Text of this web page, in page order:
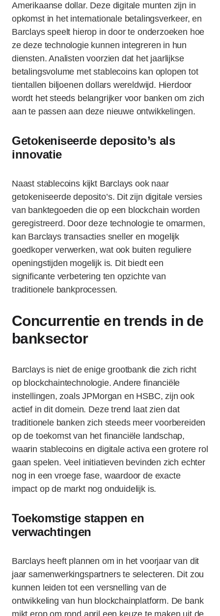
Amerikaanse dollar. Deze digitale munten zijn in
opkomst in het internationale betalingsverkeer, en
Barclays speelt hierop in door te onderzoeken hoe
ze deze technologie kunnen integreren in hun
diensten. Analisten voorzien dat het jaarlijkse
betalingsvolume met stablecoins kan oplopen tot
tientallen biljoenen dollars wereldwijd. Hierdoor
wordt het steeds belangrijker voor banken om zich
aan te passen aan deze nieuwe ontwikkelingen.
Getokeniseerde deposito’s als
innovatie
Naast stablecoins kijkt Barclays ook naar
getokeniseerde deposito’s. Dit zijn digitale versies
van banktegoeden die op een blockchain worden
geregistreerd. Door deze technologie te omarmen,
kan Barclays transacties sneller en mogelijk
goedkoper verwerken, wat ook buiten reguliere
openingstijden mogelijk is. Dit biedt een
significante verbetering ten opzichte van
traditionele bankprocessen.
Concurrentie en trends in de
banksector
Barclays is niet de enige grootbank die zich richt
op blockchaintechnologie. Andere financiële
instellingen, zoals JPMorgan en HSBC, zijn ook
actief in dit domein. Deze trend laat zien dat
traditionele banken zich steeds meer voorbereiden
op de toekomst van het financiële landschap,
waarin stablecoins en digitale activa een grotere rol
gaan spelen. Veel initiatieven bevinden zich echter
nog in een vroege fase, waardoor de exacte
impact op de markt nog onduidelijk is.
Toekomstige stappen en
verwachtingen
Barclays heeft plannen om in het voorjaar van dit
jaar samenwerkingspartners te selecteren. Dit zou
kunnen leiden tot een versnelling van de
ontwikkeling van hun blockchainplatform. De bank
mikt erop om rond april een keuze te maken uit de